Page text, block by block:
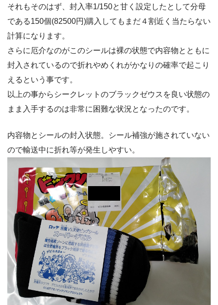
それもそのはず、封入率1/150と甘く設定したとして分母
である150個(82500円)購入してもまだ４割近く当たらない
計算になります。
さらに厄介なのがこのシールは裸の状態で内容物とともに
封入されているので折れやめくれがかなりの確率で起こり
えるという事です。
以上の事からシークレットのブラックゼウスを良い状態の
まま入手するのは非常に困難な状況となったのです。
内容物とシールの封入状態。シール補強が施されていない
ので輸送中に折れ等が発生しやすい。